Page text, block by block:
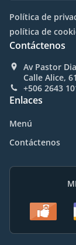
Política de
política de
Contáctenos
Av Pastor
Calle Alice,
+506 2643
Enlaces
Menú
Contáctenos